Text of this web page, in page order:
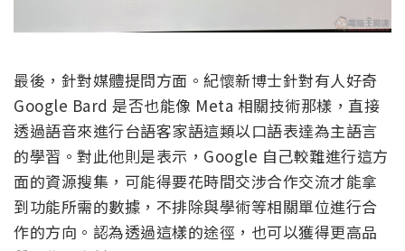
最後，針對媒體提問方面。紀懷新博士針對有人好奇
Google Bard 是否也能像 Meta 相關技術那樣，直接
透過語音來進行台語客家語這類以口語表達為主語言
的學習。對此他則是表示，Google 自己較難進行這方
面的資源搜集，可能得要花時間交涉合作交流才能拿
到功能所需的數據，不排除與學術等相關單位進行合
作的方向。認為透過這樣的途徑，也可以獲得更高品